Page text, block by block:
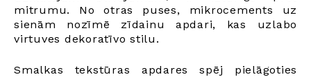
mitrumu. No otras puses, mikrocements uz
sienām nozīmē zīdainu apdari, kas uzlabo
virtuves dekoratīvo stilu.
Smalkas tekstūras apdares spēj pielāgoties